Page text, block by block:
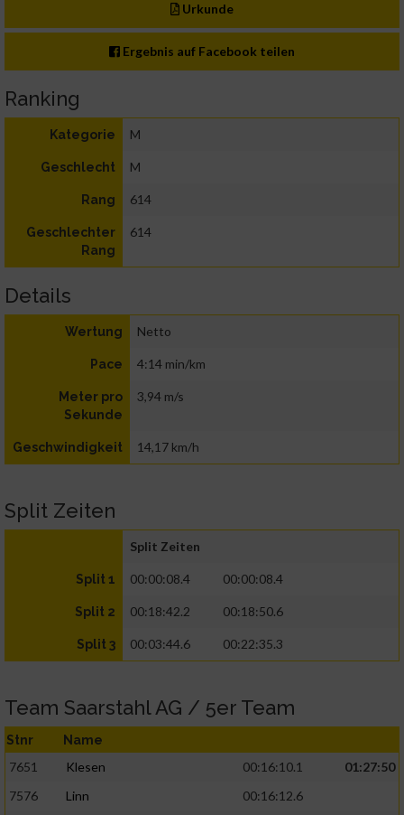
Urkunde
Ergebnis auf Facebook teilen
Ranking
Kategorie M
Geschlecht M
Rang 614
Geschlechter
Rang
614
Details
Wertung Netto
Pace 4:14 min/km
Meter pro
Sekunde
3,94 m/s
Geschwindigkeit 14,17 km/h
Split Zeiten
Split Zeiten
Split 1 00:00:08.4 00:00:08.4
Split 2 00:18:42.2 00:18:50.6
Split 3 00:03:44.6 00:22:35.3
Team Saarstahl AG / 5er Team
Stnr Name
7651 Klesen 00:16:10.1
01:27:50
7576
Linn
00:16:12.6